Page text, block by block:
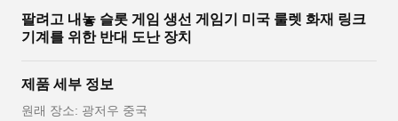
팔려고 내놓 슬롯 게임 생선 게임기 미국 룰렛 화재 링크
기계를 위한 반대 도난 장치
제품 세부 정보
원래 장소: 광저우 중국